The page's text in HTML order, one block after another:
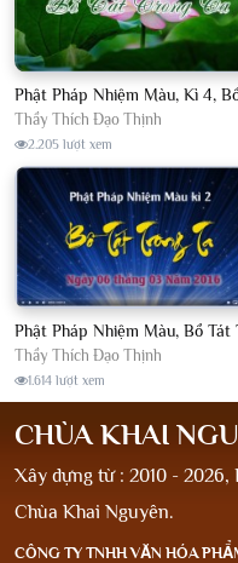
Thầy Thích Đạo Thịnh
2.205 lượt xem
Thầy Thích Đạo Thịnh
1.614 lượt xem
CHÙA KHAI
Xây dựng từ : 2010 -
Chùa Khai Nguyên.
CÔNG TY TNHH VĂN HÓA